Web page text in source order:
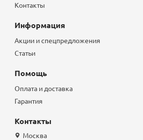
Контакты
Информация
Акции и спецпредложения
Статьи
Помощь
Оплата и доставка
Гарантия
Контакты
Москва